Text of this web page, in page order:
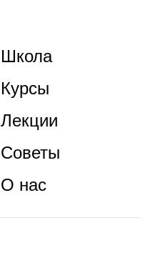
Школа
Курсы
Лекции
Советы
О нас